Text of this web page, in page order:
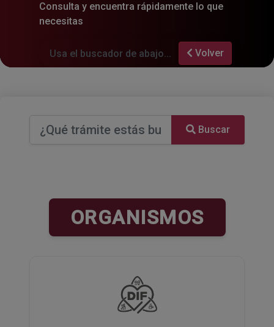
Consulta y encuentra rápidamente lo que
necesitas
Volver
Buscar
ORGANISMOS